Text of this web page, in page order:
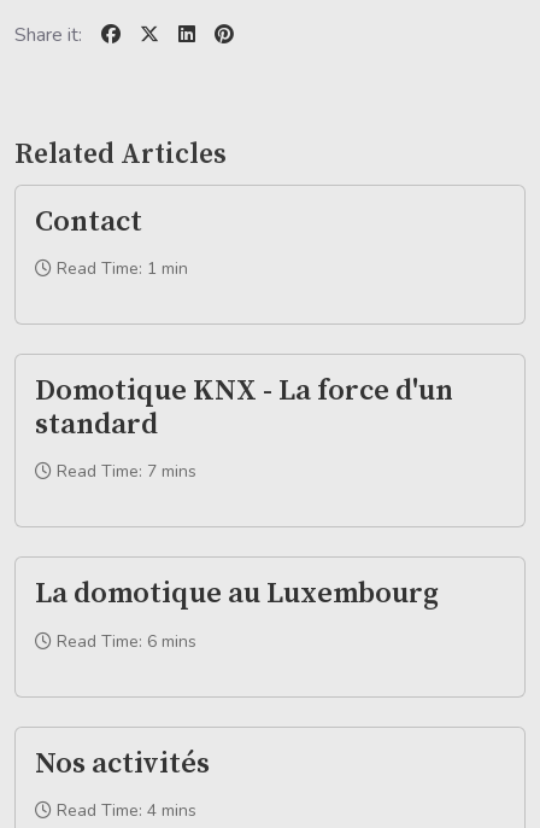
Share it:
Related Articles
Contact
Read Time: 1 min
Domotique KNX - La force d'un
standard
Read Time: 7 mins
La domotique au Luxembourg
Read Time: 6 mins
Nos activités
Read Time: 4 mins